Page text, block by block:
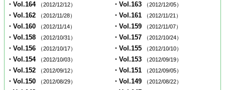
・Vol.164 （2012/12/12） ・Vol.163 （2012/12/05）
・Vol.162 （2012/11/28） ・Vol.161 （2012/11/21）
・Vol.160 （2012/11/14） ・Vol.159 （2012/11/07）
・Vol.158 （2012/10/31） ・Vol.157 （2012/10/24）
・Vol.156 （2012/10/17） ・Vol.155 （2012/10/10）
・Vol.154 （2012/10/03） ・Vol.153 （2012/09/19）
・Vol.152 （2012/09/12） ・Vol.151 （2012/09/05）
・Vol.150 （2012/08/29） ・Vol.149 （2012/08/22）